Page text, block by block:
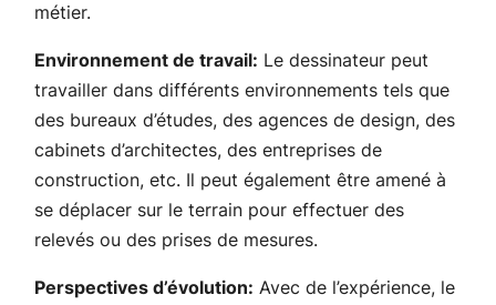
métier.
Environnement de travail: Le dessinateur peut
travailler dans différents environnements tels que
des bureaux d’études, des agences de design, des
cabinets d’architectes, des entreprises de
construction, etc. Il peut également être amené à
se déplacer sur le terrain pour effectuer des
relevés ou des prises de mesures.
Perspectives d’évolution: Avec de l’expérience, le